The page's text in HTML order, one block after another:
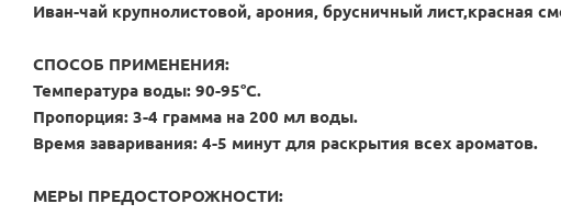
Иван-чай крупнолистовой, арония, брусничный лист,красная
СПОСОБ ПРИМЕНЕНИЯ:
Температура воды: 90-95°C.
Пропорция: 3-4 грамма на 200 мл воды.
Время заваривания: 4-5 минут для раскрытия всех ароматов.
МЕРЫ ПРЕДОСТОРОЖНОСТИ: